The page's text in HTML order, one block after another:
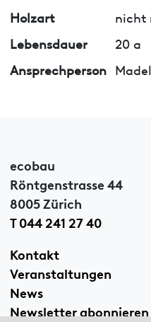
Holzart
nicht
Lebensdauer
20 a
Ansprechperson
ecobau
Röntgenstrasse 44
8005 Zürich
T 044 241 27 40
Kontakt
Veranstaltungen
News
Newsletter abonnieren